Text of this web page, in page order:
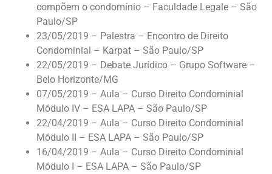
compõem o condomínio – Faculdade Legale – São
Paulo/SP
23/05/2019 – Palestra – Encontro de Direito
Condominial – Karpat – São Paulo/SP
22/05/2019 – Debate Jurídico – Grupo Software –
Belo Horizonte/MG
07/05/2019 – Aula – Curso Direito Condominial
Módulo IV – ESA LAPA – São Paulo/SP
22/04/2019 – Aula – Curso Direito Condominial
Módulo II – ESA LAPA – São Paulo/SP
16/04/2019 – Aula – Curso Direito Condominial
Módulo I – ESA LAPA – São Paulo/SP